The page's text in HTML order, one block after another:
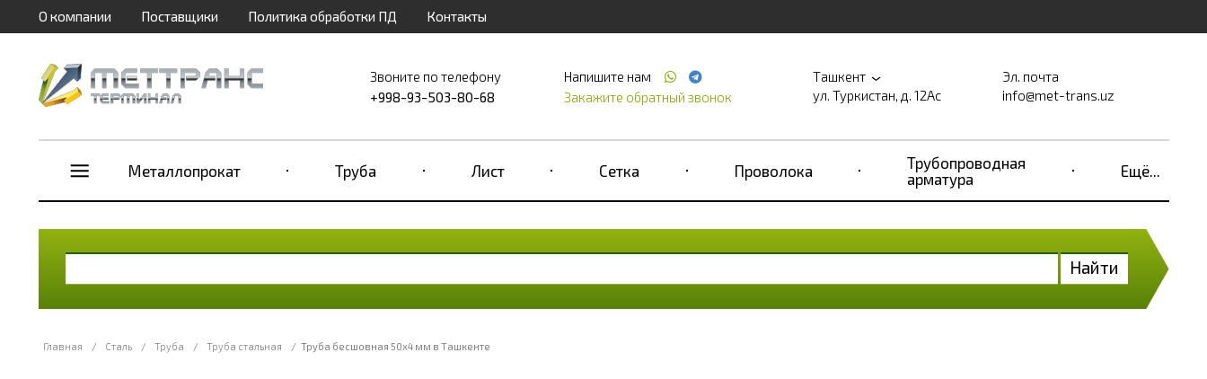
О компании Поставщики Политика обработки ПД Контакты
Звоните по телефону
+998-93-503-80-68
Напишите нам
Закажите обратный звонок
Ташкент
ул. Туркистан, д. 12Ас
Эл. почта
info@met-trans.uz
Металлопрокат Труба Лист Сетка Проволока
Трубопроводная
арматура
Ещё...
Найти
Главная / Сталь / Труба / Труба стальная / Труба бесшовная 50х4 мм в Ташкенте